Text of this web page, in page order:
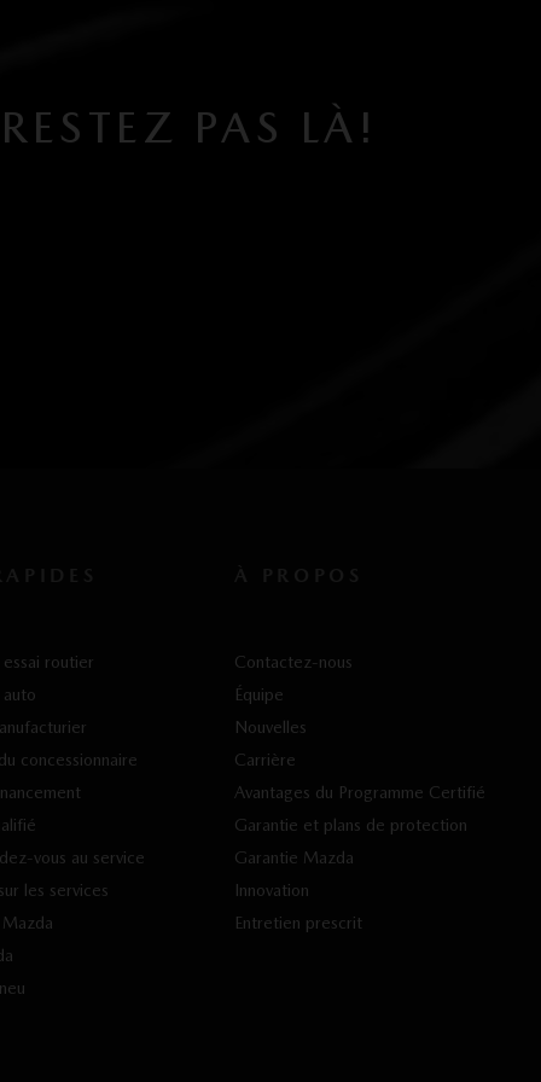
PAS LÀ!
essai routier
concessionnaire
vous au service
les services
Contactez-nous
Équipe
Nouvelles
Carrière
Avantages du Programme Certifié
Garantie et plans de protection
Garantie Mazda
Innovation
Entretien prescrit